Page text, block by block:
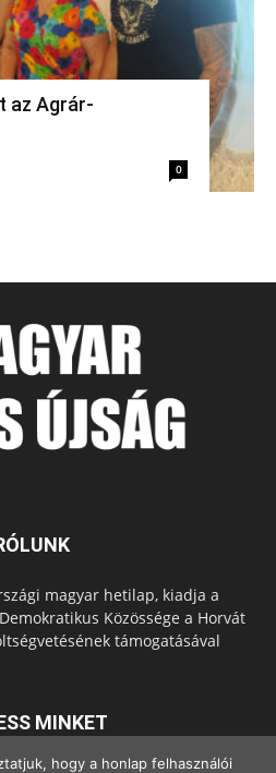
az Agrár-
0
magyar hetilap, kiadja a
Közössége a Horvát
támogatásával
MINKET
hogy a honlap felhasználói